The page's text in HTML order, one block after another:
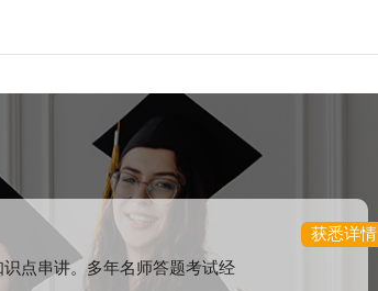
点串讲。多年名师答题考试经
获悉详情